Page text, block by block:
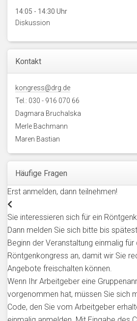
14:05 - 14:30 Uhr
Diskussion
Kontakt
kongress@drg.de
Tel.: 030 - 916 070 66
Dagmara Bruchalska
Merle Bachmann
Maren Bastian
Häufige Fragen
Erst anmelden, dann teilnehmen!
Sie interessieren sich für ein
Dann melden Sie sich bitte bis
Beginn der Veranstaltung einmalig
Röntgenkongress an, damit wir Sie
Angebote freischalten können.
Wenn Ihr Arbeitgeber eine
vorgenommen hat, müssen Sie sich
Code, den Sie vom Arbeitgeber